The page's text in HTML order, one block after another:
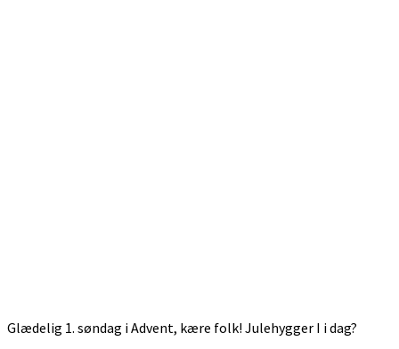
Glædelig 1. søndag i Advent, kære folk! Julehygger I i dag?